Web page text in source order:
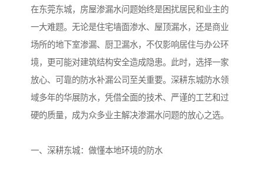
在东莞东城，房屋渗漏水问题始终是困扰居民和业主的
一大难题。无论是住宅墙面渗水、屋顶漏水，还是商业
场所的地下室渗漏、厨卫漏水，不仅影响居住与办公环
境，更可能对建筑结构安全造成隐患。此时，选择一家
放心、可靠的防水补漏公司至关重要。深耕东城防水领
域多年的华展防水，凭借全面的技术、严谨的工艺和过
硬的质量，成为众多业主解决渗漏水问题的放心之选。
一、深耕东城：做懂本地环境的防水